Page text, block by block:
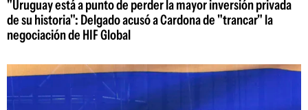
"Uruguay está a punto de perder la mayor inversión privada
de su historia": Delgado acusó a Cardona de "trancar" la
negociación de HIF Global